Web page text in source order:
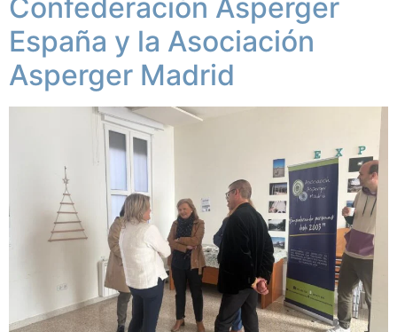
Confederación Asperger
España y la Asociación
Asperger Madrid